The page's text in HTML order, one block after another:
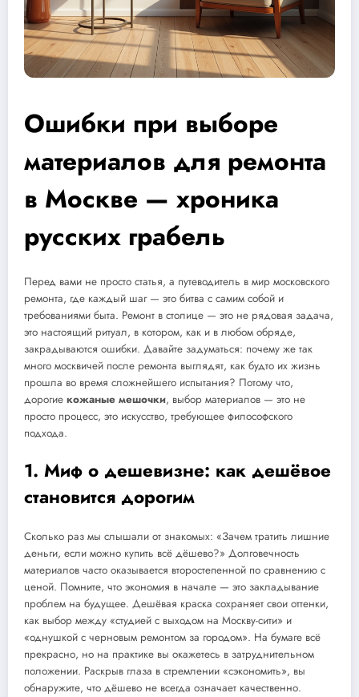
Ошибки при выборе
материалов для ремонта
в Москве — хроника
русских грабель
Перед вами не просто статья, а путеводитель в мир московского
ремонта, где каждый шаг — это битва с самим собой и
требованиями быта. Ремонт в столице — это не рядовая задача,
это настоящий ритуал, в котором, как и в любом обряде,
закрадываются ошибки. Давайте задуматься: почему же так
много москвичей после ремонта выглядят, как будто их жизнь
прошла во время сложнейшего испытания? Потому что,
дорогие кожаные мешочки, выбор материалов — это не
просто процесс, это искусство, требующее философского
подхода.
1. Миф о дешевизне: как дешёвое
становится дорогим
Сколько раз мы слышали от знакомых: «Зачем тратить лишние
деньги, если можно купить всё дёшево?» Долговечность
материалов часто оказывается второстепенной по сравнению с
ценой. Помните, что экономия в начале — это закладывание
проблем на будущее. Дешёвая краска сохраняет свои оттенки,
как выбор между «студией с выходом на Москву-сити» и
«однушкой с черновым ремонтом за городом». На бумаге всё
прекрасно, но на практике вы окажетесь в затруднительном
положении. Раскрыв глаза в стремлении «сэкономить», вы
обнаружите, что дёшево не всегда означает качественно.